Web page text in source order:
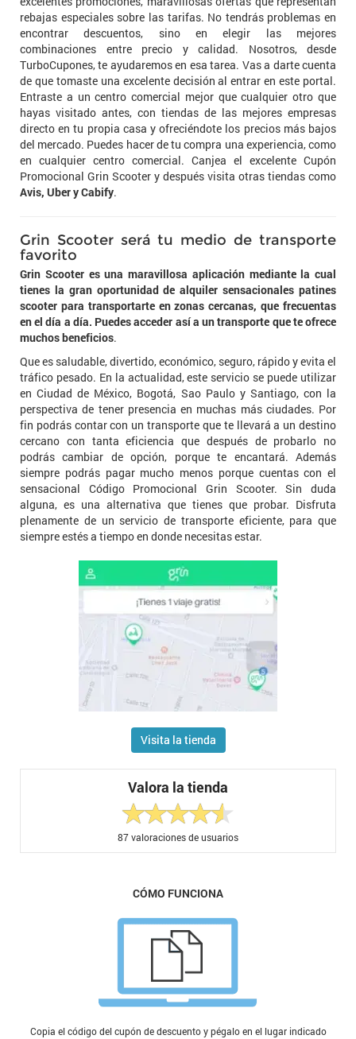
rebajas especiales sobre las tarifas. No tendrás problemas en
encontrar descuentos, sino en elegir las mejores
combinaciones entre precio y calidad. Nosotros, desde
TurboCupones, te ayudaremos en esa tarea. Vas a darte cuenta
de que tomaste una excelente decisión al entrar en este portal.
Entraste a un centro comercial mejor que cualquier otro que
hayas visitado antes, con tiendas de las mejores empresas
directo en tu propia casa y ofreciéndote los precios más bajos
del mercado. Puedes hacer de tu compra una experiencia, como
en cualquier centro comercial. Canjea el excelente Cupón
Promocional Grin Scooter y después visita otras tiendas como
Avis, Uber y Cabify.
Grin Scooter será tu medio de transporte
favorito
Grin Scooter es una maravillosa aplicación mediante la cual
tienes la gran oportunidad de alquiler sensacionales patines
scooter para transportarte en zonas cercanas, que frecuentas
en el día a día. Puedes acceder así a un transporte que te ofrece
muchos beneficios.
Que es saludable, divertido, económico, seguro, rápido y evita el
tráfico pesado. En la actualidad, este servicio se puede utilizar
en Ciudad de México, Bogotá, Sao Paulo y Santiago, con la
perspectiva de tener presencia en muchas más ciudades. Por
fin podrás contar con un transporte que te llevará a un destino
cercano con tanta eficiencia que después de probarlo no
podrás cambiar de opción, porque te encantará. Además
siempre podrás pagar mucho menos porque cuentas con el
sensacional Código Promocional Grin Scooter. Sin duda
alguna, es una alternativa que tienes que probar. Disfruta
plenamente de un servicio de transporte eficiente, para que
siempre estés a tiempo en donde necesitas estar.
Visita la tienda
Valora la tienda
87valoraciones de usuarios
CÓMO FUNCIONA
Copia el código del cupón de descuento y pégalo en el lugar indicado